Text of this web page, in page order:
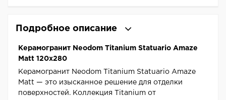
Подробное описание
Керамогранит Neodom Titanium Statuario Amaze
Matt 120x280
Керамогранит Neodom Titanium Statuario Amaze
Matt — это изысканное решение для отделки
поверхностей. Коллекция Titanium от